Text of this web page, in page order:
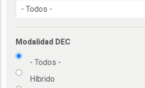
Modalidad DEC
- Todos -
Híbrido